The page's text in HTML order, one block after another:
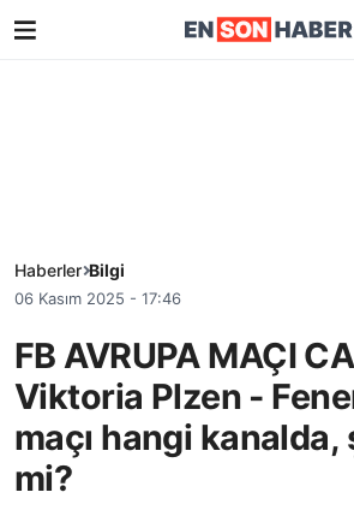
Haberler Bilgi
06 Kasım 2025 - 17:46
FB AVRUPA MAÇI
Viktoria Plzen -
maçı hangi kanalda,
mi?